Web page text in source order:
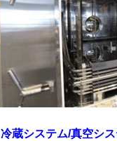
冷蔵システム/真空シ